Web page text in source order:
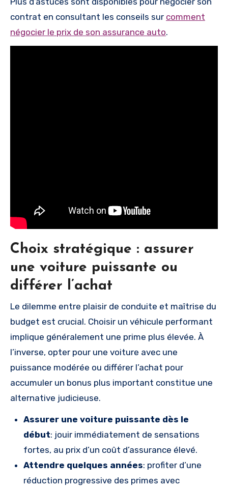
contrat en consultant les conseils sur comment
négocier le prix de son assurance auto.
Choix stratégique : assurer
une voiture puissante ou
différer l’achat
Le dilemme entre plaisir de conduite et maîtrise du
budget est crucial. Choisir un véhicule performant
implique généralement une prime plus élevée. À
l’inverse, opter pour une voiture avec une
puissance modérée ou différer l’achat pour
accumuler un bonus plus important constitue une
alternative judicieuse.
Assurer une voiture puissante dès le
début: jouir immédiatement de sensations
fortes, au prix d’un coût d’assurance élevé.
Attendre quelques années: profiter d’une
réduction progressive des primes avec